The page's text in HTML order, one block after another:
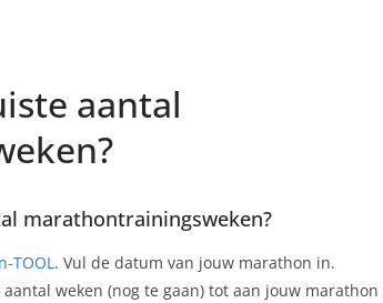
aantal
marathontrainingsweken?
TOOL. Vul de datum van jouw marathon in.
weken (nog te gaan) tot aan jouw marathon